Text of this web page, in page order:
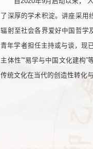
了深厚的学术积淀。讲座采用
辐射至社会各界爱好中国哲学
青年学者担任主持或与谈，现
主体性”“易学与中国文化建构
传统文化在当代的创造性转化